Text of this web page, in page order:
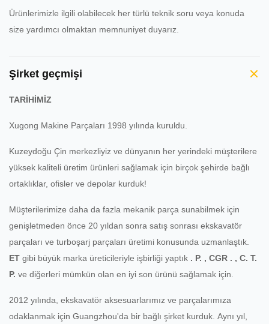
Ürünlerimizle ilgili olabilecek her türlü teknik soru veya konuda
size yardımcı olmaktan memnuniyet duyarız.
Şirket geçmişi
TARİHİMİZ
Xugong Makine Parçaları 1998 yılında kuruldu.
Kuzeydoğu Çin merkezliyiz ve dünyanın her yerindeki müşterilere
yüksek kaliteli üretim ürünleri sağlamak için birçok şehirde bağlı
ortaklıklar, ofisler ve depolar kurduk!
Müşterilerimize daha da fazla mekanik parça sunabilmek için
genişletmeden önce 20 yıldan sonra satış sonrası ekskavatör
parçaları ve turboşarj parçaları üretimi konusunda uzmanlaştık.
ET gibi büyük marka üreticileriyle işbirliği yaptık . P. , CGR . , C. T.
P. ve diğerleri mümkün olan en iyi son ürünü sağlamak için.
2012 yılında, ekskavatör aksesuarlarımız ve parçalarımıza
odaklanmak için Guangzhou'da bir bağlı şirket kurduk. Aynı yıl,